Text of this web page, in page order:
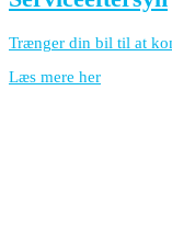
Trænger din bil til at
Læs mere her